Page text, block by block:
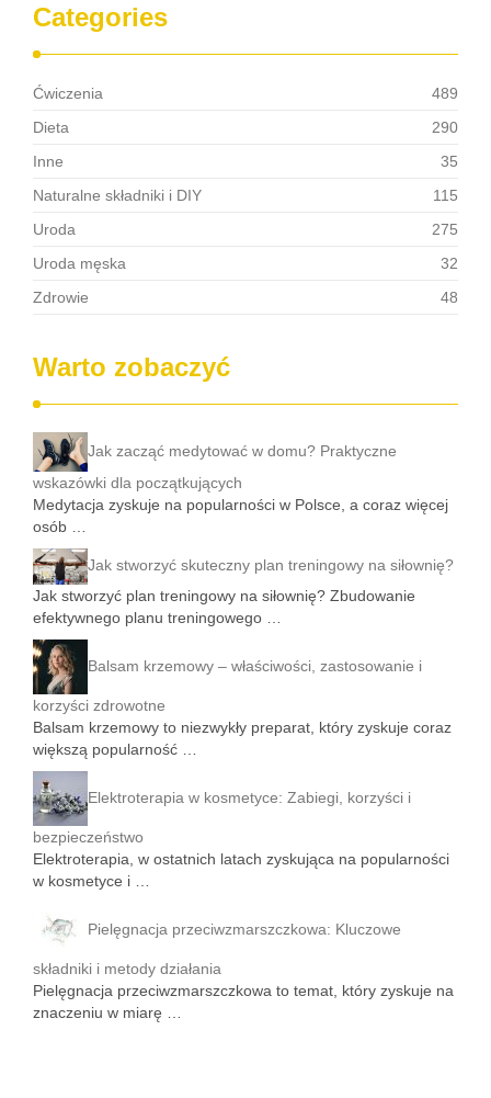
Categories
Ćwiczenia
489
Dieta
290
Inne
35
Naturalne składniki i DIY
115
Uroda
275
Uroda męska
32
Zdrowie
48
Warto zobaczyć
Jak zacząć medytować w domu? Praktyczne
wskazówki dla początkujących
Medytacja zyskuje na popularności w Polsce, a coraz więcej
osób …
Jak stworzyć skuteczny plan treningowy na siłownię?
Jak stworzyć plan treningowy na siłownię? Zbudowanie
efektywnego planu treningowego …
Balsam krzemowy – właściwości, zastosowanie i
korzyści zdrowotne
Balsam krzemowy to niezwykły preparat, który zyskuje coraz
większą popularność …
Elektroterapia w kosmetyce: Zabiegi, korzyści i
bezpieczeństwo
Elektroterapia, w ostatnich latach zyskująca na popularności
w kosmetyce i …
Pielęgnacja przeciwzmarszczkowa: Kluczowe
składniki i metody działania
Pielęgnacja przeciwzmarszczkowa to temat, który zyskuje na
znaczeniu w miarę …